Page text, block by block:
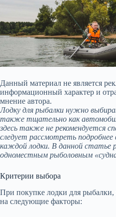
Данный материал не является
информационный характер и
мнение автора.
Лодку для рыбалки нужно
также тщательно как
здесь также не рекомендуется
следует рассмотреть
каждой лодки. В данной статье
одноместным рыболовным
Критерии выбора
При покупке лодки для
на следующие факторы: